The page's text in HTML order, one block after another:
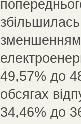
зменшенням
49,57% до
обсягах
34,46% до